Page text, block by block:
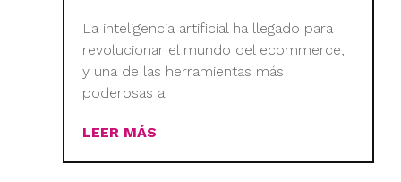
La inteligencia artificial ha llegado para
revolucionar el mundo del ecommerce,
y una de las herramientas más
poderosas a
LEER MÁS